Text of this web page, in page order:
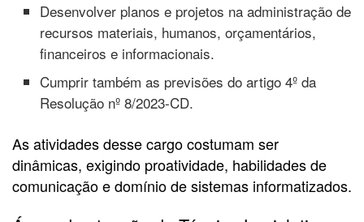
Desenvolver planos e projetos na administração de
recursos materiais, humanos, orçamentários,
financeiros e informacionais.
Cumprir também as previsões do artigo 4º da
Resolução nº 8/2023-CD.
As atividades desse cargo costumam ser
dinâmicas, exigindo proatividade, habilidades de
comunicação e domínio de sistemas informatizados.